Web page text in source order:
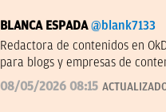
BLANCA ESPADA @blank7133
Redactora de contenidos en
para blogs y empresas de
desde 2007.
08/05/2026 08:15